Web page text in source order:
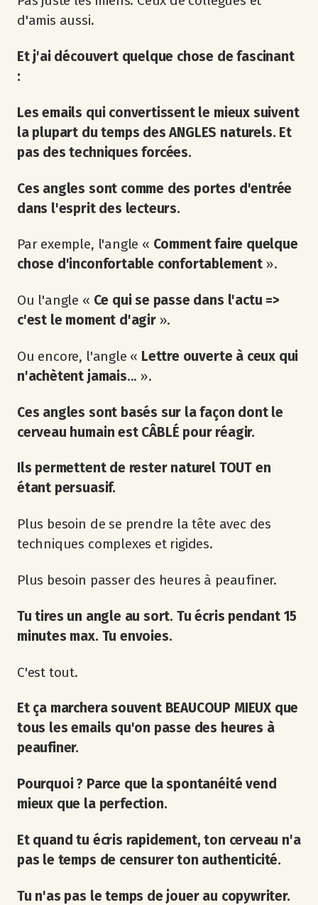
d'amis aussi.
Et j'ai découvert quelque chose de fascinant
:
Les emails qui convertissent le mieux suivent
la plupart du temps des ANGLES naturels. Et
pas des techniques forcées.
Ces angles sont comme des portes d'entrée
dans l'esprit des lecteurs.
Par exemple, l'angle « Comment faire quelque
chose d'inconfortable confortablement».
Ou l'angle « Ce qui se passe dans l'actu =>
c'est le moment d'agir».
Ou encore, l'angle « Lettre ouverte à ceux qui
n'achètent jamais... ».
Ces angles sont basés sur la façon dont le
cerveau humain est CÂBLÉ pour réagir.
Ils permettent de rester naturel TOUT en
étant persuasif.
Plus besoin de se prendre la tête avec des
techniques complexes et rigides.
Plus besoin passer des heures à peaufiner.
Tu tires un angle au sort. Tu écris pendant 15
minutes max. Tu envoies.
C'est tout.
Et ça marchera souvent BEAUCOUP MIEUX que
tous les emails qu'on passe des heures à
peaufiner.
Pourquoi ? Parce que la spontanéité vend
mieux que la perfection.
Et quand tu écris rapidement, ton cerveau n'a
pas le temps de censurer ton authenticité.
Tu n'as pas le temps de jouer au copywriter.